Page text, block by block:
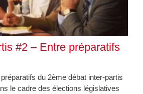
#2 – Entre préparatifs
du 2ème débat inter-partis
le cadre des élections législatives